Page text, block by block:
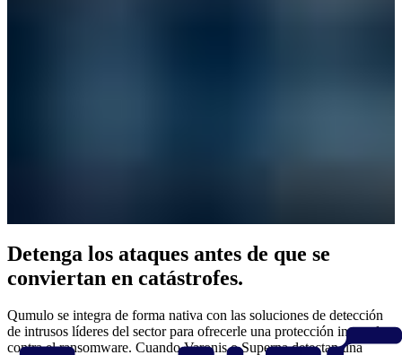
Detenga los ataques antes de que se
conviertan en catástrofes.
Qumulo se integra de forma nativa con las soluciones de detección
de intrusos líderes del sector para ofrecerle una protección integral
contra el ransomware. Cuando Varonis o Superna detectan una